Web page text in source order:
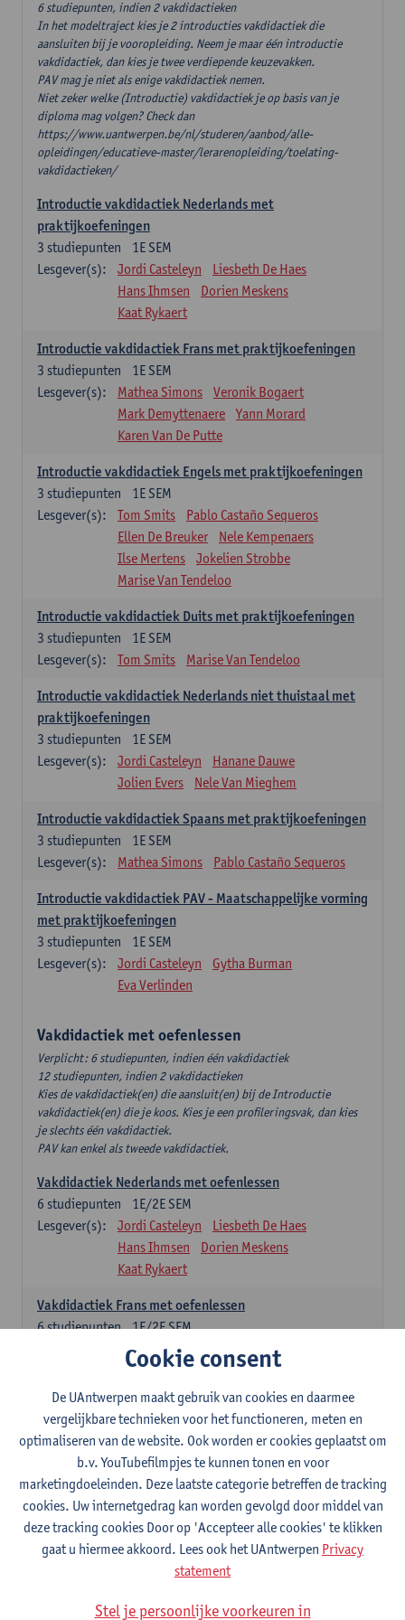
6 studiepunten, indien 2 vakdidactieken
In het modeltraject kies je 2 introducties vakdidactiek die
aansluiten bij je vooropleiding. Neem je maar één introductie
vakdidactiek, dan kies je twee verdiepende keuzevakken.
PAV mag je niet als enige vakdidactiek nemen.
Niet zeker welke (Introductie) vakdidactiek je op basis van je
diploma mag volgen? Check dan
https://www.uantwerpen.be/nl/studeren/aanbod/alle-
opleidingen/educatieve-master/lerarenopleiding/toelating-
vakdidactieken/
Introductie vakdidactiek Nederlands met
praktijkoefeningen
1E SEM
3 studiepunten
Lesgever(s):
Jordi Casteleyn
Liesbeth De Haes
Hans Ihmsen
Dorien Meskens
Kaat Rykaert
Introductie vakdidactiek Frans met praktijkoefeningen
1E SEM
3 studiepunten
Lesgever(s):
Mathea Simons
Veronik Bogaert
Mark Demyttenaere
Yann Morard
Karen Van De Putte
Introductie vakdidactiek Engels met praktijkoefeningen
1E SEM
3 studiepunten
Lesgever(s):
Tom Smits
Pablo Castaño Sequeros
Ellen De Breuker
Nele Kempenaers
Ilse Mertens
Jokelien Strobbe
Marise Van Tendeloo
Introductie vakdidactiek Duits met praktijkoefeningen
1E SEM
3 studiepunten
Lesgever(s):
Tom Smits Marise Van Tendeloo
Introductie vakdidactiek Nederlands niet thuistaal met
praktijkoefeningen
1E SEM
3 studiepunten
Lesgever(s):
Jordi Casteleyn
Hanane Dauwe
Jolien Evers
Nele Van Mieghem
Introductie vakdidactiek Spaans met praktijkoefeningen
1E SEM
3 studiepunten
Lesgever(s):
Mathea Simons Pablo Castaño Sequeros
Introductie vakdidactiek PAV - Maatschappelijke vorming
met praktijkoefeningen
1E SEM
3 studiepunten
Lesgever(s):
Jordi Casteleyn
Gytha Burman
Eva Verlinden
Vakdidactiek met oefenlessen
Verplicht: 6 studiepunten, indien één vakdidactiek
12 studiepunten, indien 2 vakdidactieken
Kies de vakdidactiek(en) die aansluit(en) bij de Introductie
vakdidactiek(en) die je koos. Kies je een profileringsvak, dan kies
je slechts één vakdidactiek.
PAV kan enkel als tweede vakdidactiek.
Vakdidactiek Nederlands met oefenlessen
1E/2E SEM
6 studiepunten
Lesgever(s):
Jordi Casteleyn
Liesbeth De Haes
Hans Ihmsen
Dorien Meskens
Kaat Rykaert
Vakdidactiek Frans met oefenlessen
1E/2E SEM
6studiepunten
Mathea Simons
Veronik Bogaert
Mark Demyttenaere
Yann Morard
Karen Van De Putte
Vakdidactiek Engels met oefenlessen
1E/2E SEM
6studiepunten
Lesgever(s):
Tom Smits
Ellen De Breuker
Nele Kempenaers
Joke Prinsen
Vakdidactiek Duits met oefenlessen
1E/2E SEM
6studiepunten
Tom Smits Marise Van Tendeloo
Vakdidactiek Nederlands niet-thuistaal met oefenlessen
Cookie consent
De UAntwerpen maakt gebruik van cookies en daarmee
vergelijkbare technieken voor het functioneren, meten en
optimaliseren van de website. Ook worden er cookies geplaatst om
b.v. YouTubefilmpjes te kunnen tonen en voor
marketingdoeleinden. Deze laatste categorie betreffen de tracking
cookies. Uw internetgedrag kan worden gevolgd door middel van
deze tracking cookies Door op 'Accepteer alle cookies' te klikken
gaat u hiermee akkoord. Lees ook het UAntwerpen Privacy
statement
Stel je persoonlijke voorkeuren in